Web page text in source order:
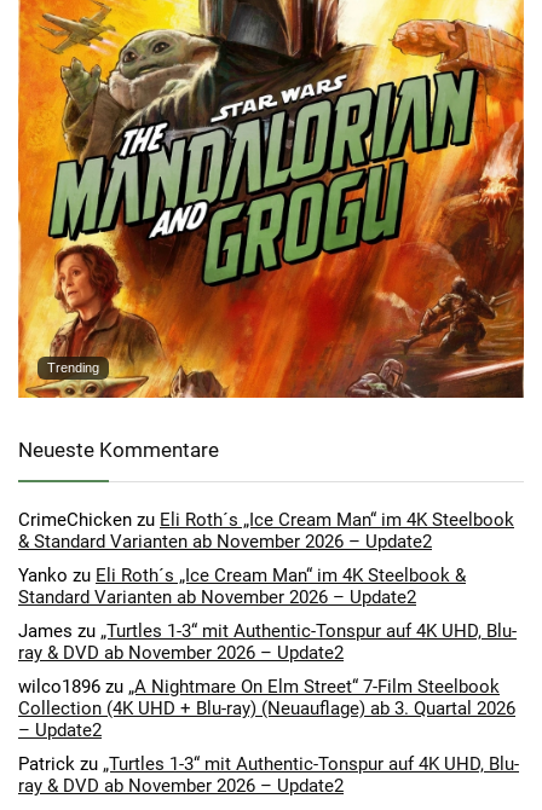
Trending
Neueste Kommentare
CrimeChicken zu Eli Roth´s „Ice Cream Man“ im 4K Steelbook
& Standard Varianten ab November 2026 – Update2
Yanko zu Eli Roth´s „Ice Cream Man“ im 4K Steelbook &
Standard Varianten ab November 2026 – Update2
James zu „Turtles 1-3“ mit Authentic-Tonspur auf 4K UHD, Blu-
ray & DVD ab November 2026 – Update2
wilco1896 zu „A Nightmare On Elm Street“ 7-Film Steelbook
Collection (4K UHD + Blu-ray) (Neuauflage) ab 3. Quartal 2026
– Update2
Patrick zu „Turtles 1-3“ mit Authentic-Tonspur auf 4K UHD, Blu-
ray & DVD ab November 2026 – Update2